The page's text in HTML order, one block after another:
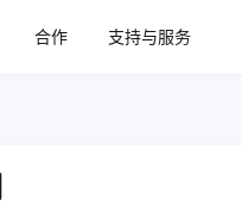
合作
支持与服务